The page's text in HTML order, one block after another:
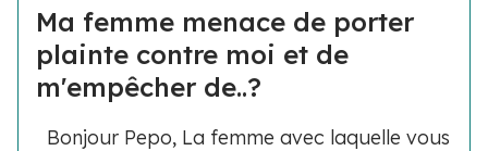
Ma femme menace de porter
plainte contre moi et de
m'empêcher de..?
Bonjour Pepo, La femme avec laquelle vous